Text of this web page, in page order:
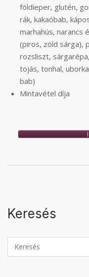
földieper, glutén,
rák, kakaóbab,
marhahús, narancs
(piros, zöld sárga),
rozsliszt,
tojás, tonhal,
bab)
Mintavétel díja
Keresés